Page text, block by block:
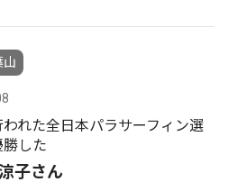
山
われた全日本パラサーフィン選
した
子さん